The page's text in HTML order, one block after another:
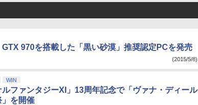
970を搭載した「黒い砂漠」推奨認定PCを発売
(2015/5/8)
WIN
ルファンタジーXI」13周年記念で「ヴァナ・ディール
を開催